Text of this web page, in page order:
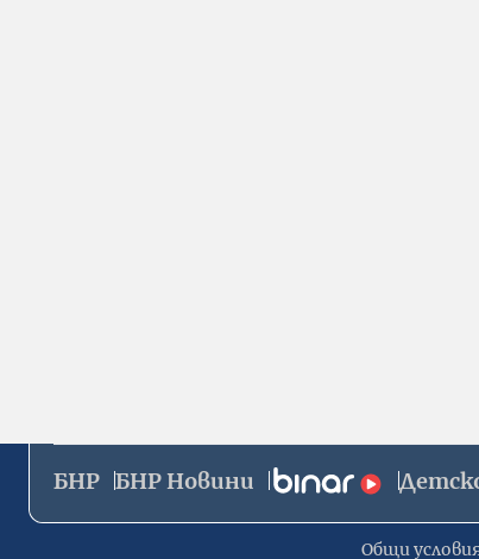
БНР БНР Новини
Общи